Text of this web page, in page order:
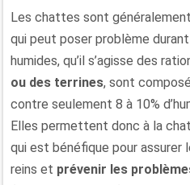
Les chattes sont généralement
qui peut poser problème
humides, qu’il s’agisse des
ou des terrines, sont
contre seulement 8 à 10%
Elles permettent donc à la
qui est bénéfique pour
reins et prévenir les